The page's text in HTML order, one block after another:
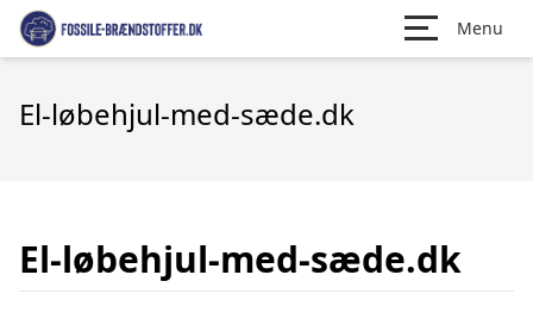
Menu
El-løbehjul-med-sæde.dk
El-løbehjul-med-sæde.dk